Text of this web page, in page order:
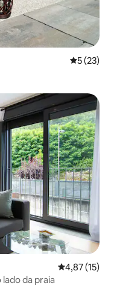
5 de uma
5 (23)
4,87 de uma
4,87 (15)
da praia